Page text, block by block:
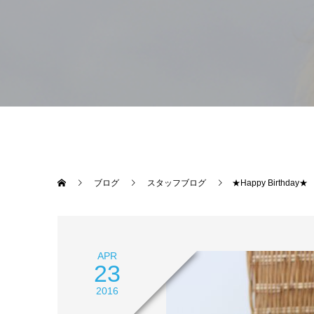
ブログ スタッフブログ ★Happy Birthday★
APR
23
2016